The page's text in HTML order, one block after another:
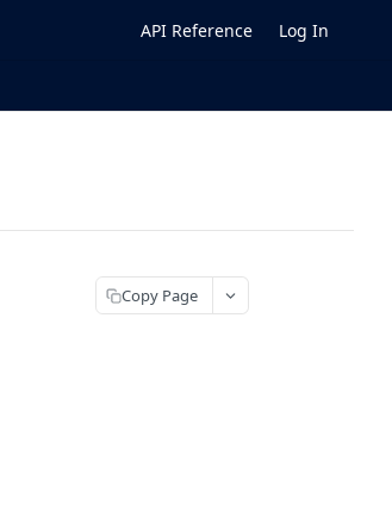
API Reference Log In
Copy Page